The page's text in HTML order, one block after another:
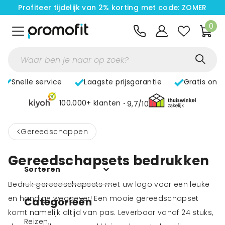
Profiteer tijdelijk van 2% korting met code: ZOMER
0
Snelle service Laagste prijsgarantie Gratis
100.000+ klanten 9,7/10
< Gereedschappen
Sorteren
Categorieën
Reizen
Gereedschapsets bedrukken
Bedruk gereedschapsets met uw logo voor een leuke
en handige weggever! Een mooie gereedschapset
komt namelijk altijd van pas. Leverbaar vanaf 24 stuks,